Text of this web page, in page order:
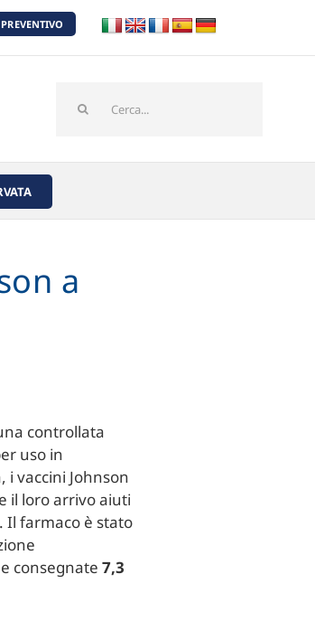
per:
a
controllata
uso in
i vaccini Johnson
il loro arrivo aiuti
Il farmaco è stato
consegnate 7,3